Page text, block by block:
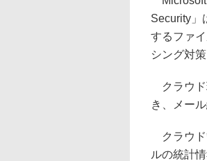
Security」
するファ
シング対
クラウド
き、メー
クラウド
ルの統計